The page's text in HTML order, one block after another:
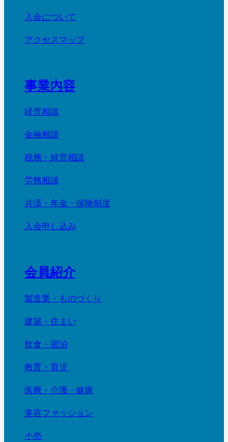
入会について
アクセスマップ
事業内容
経営相談
金融相談
税務・経営相談
労務相談
共済・年金・保険制度
入会申し込み
会員紹介
製造業・ものづくり
建築・住まい
飲食・宿泊
教育・育児
医療・介護・健康
美容ファッション
小売